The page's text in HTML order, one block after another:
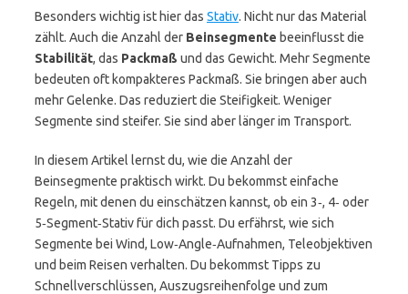
Besonders wichtig ist hier das Stativ. Nicht nur das Material
zählt. Auch die Anzahl der Beinsegmente beeinflusst die
Stabilität, das Packmaß und das Gewicht. Mehr Segmente
bedeuten oft kompakteres Packmaß. Sie bringen aber auch
mehr Gelenke. Das reduziert die Steifigkeit. Weniger
Segmente sind steifer. Sie sind aber länger im Transport.
In diesem Artikel lernst du, wie die Anzahl der
Beinsegmente praktisch wirkt. Du bekommst einfache
Regeln, mit denen du einschätzen kannst, ob ein 3‑, 4‑ oder
5‑Segment‑Stativ für dich passt. Du erfährst, wie sich
Segmente bei Wind, Low‑Angle‑Aufnahmen, Teleobjektiven
und beim Reisen verhalten. Du bekommst Tipps zu
Schnellverschlüssen, Auszugsreihenfolge und zum